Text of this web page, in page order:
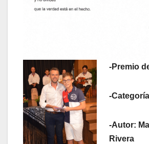
-Premio
-
-Autor:
Rivera